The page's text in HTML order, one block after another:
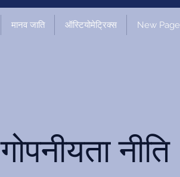
मानव जाति ऑस्टियोमेट्रिक्स New Page
गोपनीयता नीति